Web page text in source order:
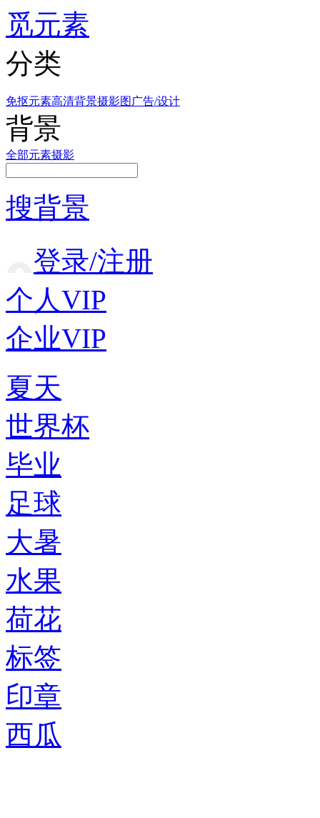
觅元素
分类
免抠元素高清背景摄影图 广告/设计
背景
全部元素摄影
搜背景
登录/注册
个人VIP
企业VIP
夏天
世界杯
毕业
足球
大暑
水果
荷花
标签
印章
西瓜